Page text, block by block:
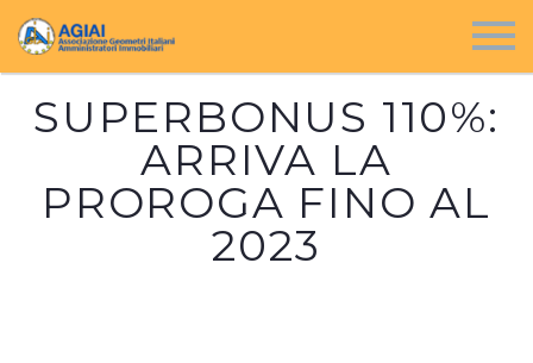
SUPERBONUS 110%:
ARRIVA LA
PROROGA FINO AL
2023